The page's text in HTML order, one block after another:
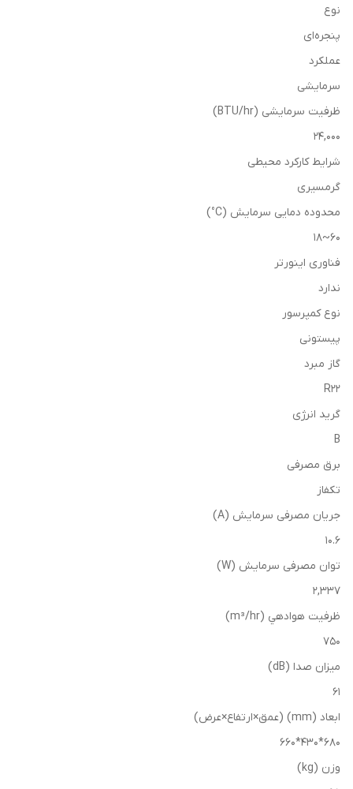
نوع
پنجره‌ای
عملکرد
سرمایشی
ظرفیت سرمایشی (BTU/hr)
24,000
شرایط کارکرد محیطی
گرمسیری
محدوده دمایی سرمایش (C°)
60~18
فناوری اینورتر
ندارد
نوع کمپرسور
پیستونی
گاز مبرد
R22
گرید انرژی
B
برق مصرفی
تکفاز
جریان مصرفی سرمایش (A)
10.6
توان مصرفی سرمایش (W)
2,337
ظرفیت هوادهي (m³/hr)
750
میزان صدا (dB)
61
ابعاد (mm) (عمق×ارتفاع×عرض)
680*430*660
وزن (kg)